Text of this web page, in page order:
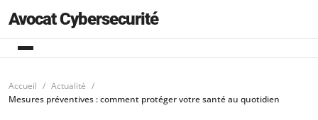
Avocat Cybersecurité
Accueil
Actualité
Mesures préventives : comment protéger votre santé au quotidien